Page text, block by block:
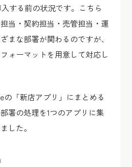
する前の状況です。こちら
当・契約担当・売管担当・運
まな部署が関わるのですが、
ォーマットを用意して対応し
の「新店アプリ」にまとめる
署の処理を1つのアプリに集
した。